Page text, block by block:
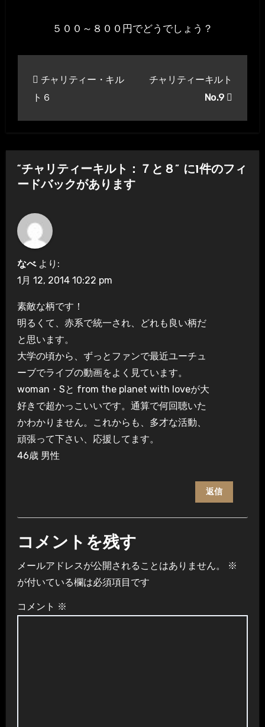
５００～８００円でどうでしょう？
ゲ
ー
シ
ョ
ン
チャリティー・キル
ト６
チャリティーキルト
No.9
“チャリティーキルト：７と８” に1件のフィ
ードバックがあります
なべ より:
1月 12, 2014 10:22 pm
素敵な柄です！
明るくて、赤系で統一され、どれも良い柄だ
と思います。
大学の頃から、ずっとファンで最近ユーチュ
ーブでライブの動画をよく見ています。
woman・Sと from the planet with loveが大
好きで超かっこいいです。通算で何回聴いた
かわかりません。これからも、多才な活動、
頑張って下さい、応援してます。
46歳 男性
返信
コメントを残す
メールアドレスが公開されることはありません。
※
が付いている欄は必須項目です
コメント ※